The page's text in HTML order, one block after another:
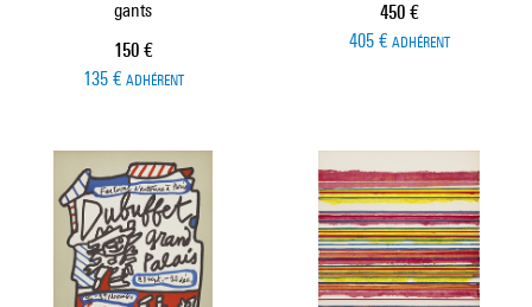
gants
Prix ​​actuel
150 €
135 € ADHÉRENT
Prix ​​actuel
450 €
405 € ADHÉRENT